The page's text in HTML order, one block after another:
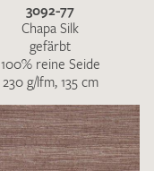
3092-77
Chapa Silk
gefärbt
100% reine Seide
230 g/lfm, 135 cm